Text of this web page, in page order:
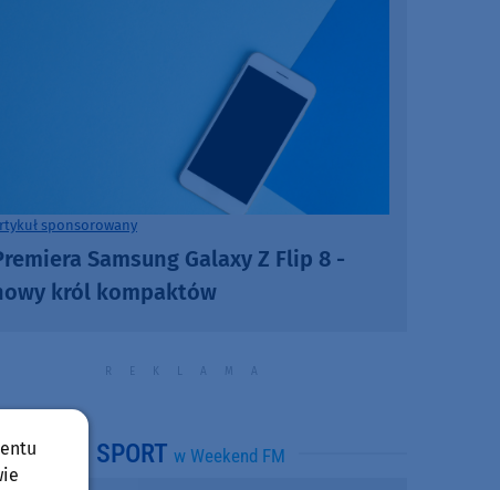
sponsorowany
Samsung Galaxy Z Flip 8 -
król kompaktów
SPORT w Weekend FM